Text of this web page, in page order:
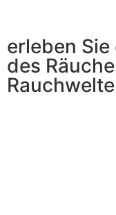
erleben
des